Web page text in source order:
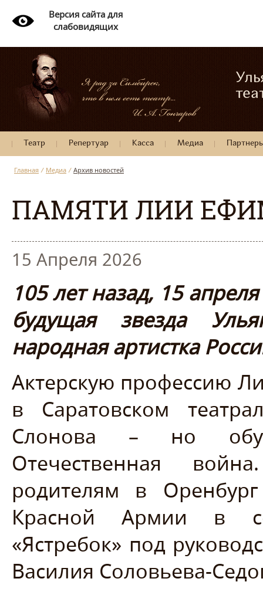
Версия сайта для
слабовидящих
Театр Репертуар Касса Медиа
Главная / Медиа / Архив новостей
ПАМЯТИ ЛИИ
15 Апреля 2026
105 лет назад, 15
будущая звезда
народная артистка
Актерскую профессию
в Саратовском
Слонова – но
Отечественная
родителям в
Красной Армии в
«Ястребок» под
Василия Соловьева-